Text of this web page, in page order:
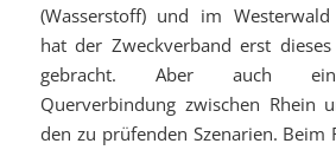
(Wasserstoff) und im Westerwald
hat der Zweckverband erst
gebracht. Aber auch
Querverbindung zwischen Rhein
den zu prüfenden Szenarien. Beim